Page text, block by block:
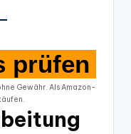
prüfen
Gewähr. Als Amazon-